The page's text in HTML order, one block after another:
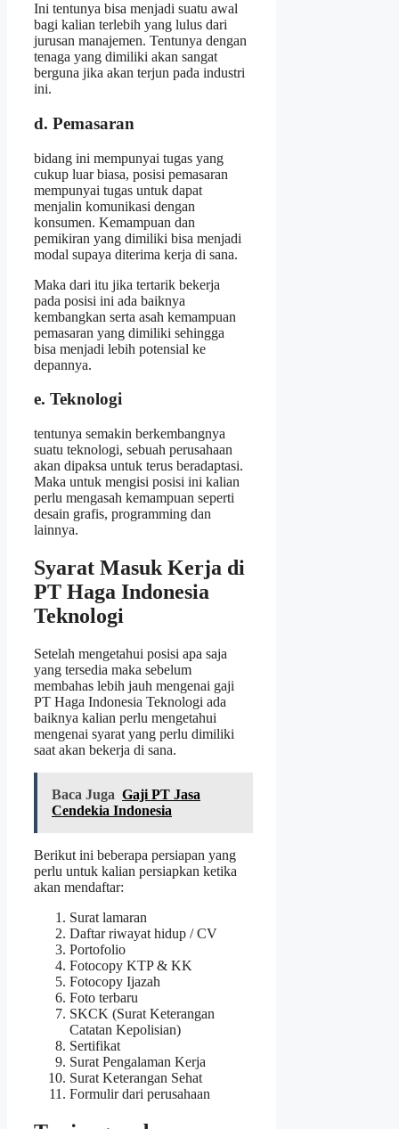
Ini tentunya bisa menjadi suatu awal
bagi kalian terlebih yang lulus dari
jurusan manajemen. Tentunya dengan
tenaga yang dimiliki akan sangat
berguna jika akan terjun pada industri
ini.
d. Pemasaran
bidang ini mempunyai tugas yang
cukup luar biasa, posisi pemasaran
mempunyai tugas untuk dapat
menjalin komunikasi dengan
konsumen. Kemampuan dan
pemikiran yang dimiliki bisa menjadi
modal supaya diterima kerja di sana.
Maka dari itu jika tertarik bekerja
pada posisi ini ada baiknya
kembangkan serta asah kemampuan
pemasaran yang dimiliki sehingga
bisa menjadi lebih potensial ke
depannya.
e. Teknologi
tentunya semakin berkembangnya
suatu teknologi, sebuah perusahaan
akan dipaksa untuk terus beradaptasi.
Maka untuk mengisi posisi ini kalian
perlu mengasah kemampuan seperti
desain grafis, programming dan
lainnya.
Syarat Masuk Kerja di
PT Haga Indonesia
Teknologi
Setelah mengetahui posisi apa saja
yang tersedia maka sebelum
membahas lebih jauh mengenai gaji
PT Haga Indonesia Teknologi ada
baiknya kalian perlu mengetahui
mengenai syarat yang perlu dimiliki
saat akan bekerja di sana.
Baca Juga Gaji PT Jasa
Cendekia Indonesia
Berikut ini beberapa persiapan yang
perlu untuk kalian persiapkan ketika
akan mendaftar:
Surat lamaran
Daftar riwayat hidup / CV
Portofolio
Fotocopy KTP & KK
Fotocopy Ijazah
Foto terbaru
SKCK (Surat Keterangan
Catatan Kepolisian)
Sertifikat
Surat Pengalaman Kerja
Surat Keterangan Sehat
Formulir dari perusahaan